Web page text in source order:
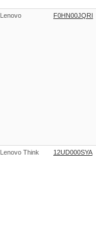
Lenovo F0HN00JQRI
Lenovo Think 12UD000SYA